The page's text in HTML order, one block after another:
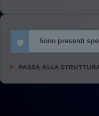
Sono presenti
PASSA ALLA